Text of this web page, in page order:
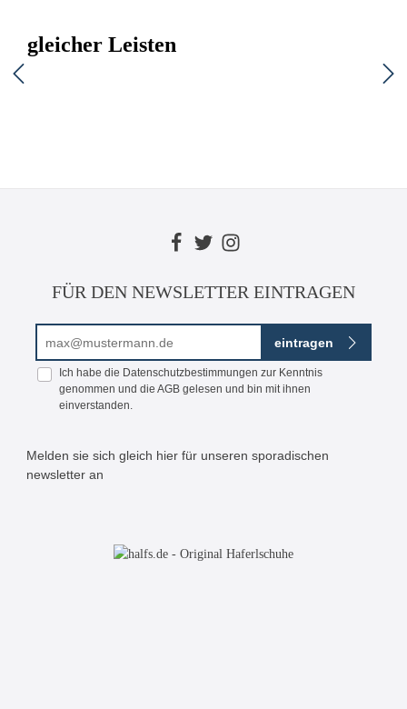
gleicher Leisten
FÜR DEN NEWSLETTER EINTRAGEN
eintragen
Ich habe die Datenschutzbestimmungen zur Kenntnis
genommen und die AGB gelesen und bin mit ihnen
einverstanden.
Melden sie sich gleich hier für unseren sporadischen
newsletter an